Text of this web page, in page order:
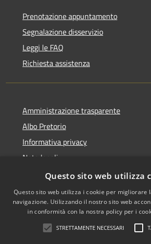
Prenotazione appuntamento
Segnalazione disservizio
Leggi le FAQ
Richiesta assistenza
Amministrazione trasparente
Albo Pretorio
Informativa privacy
Note legali
Dichiarazione di accessibilità
Accessibilità
Questo sito web utilizza
Questo sito web utilizza i cookie per migliorare
navigazione. Utilizzando il nostro sito web
in conformità con la nostra policy per i
STRETTAMENTE NECESSARI